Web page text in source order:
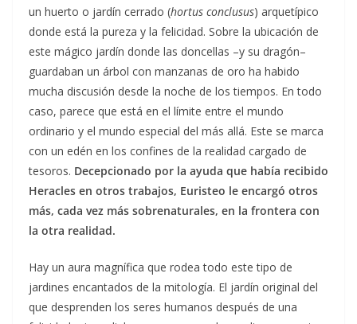
un huerto o jardín cerrado (hortus conclusus) arquetípico
donde está la pureza y la felicidad. Sobre la ubicación de
este mágico jardín donde las doncellas –y su dragón–
guardaban un árbol con manzanas de oro ha habido
mucha discusión desde la noche de los tiempos. En todo
caso, parece que está en el límite entre el mundo
ordinario y el mundo especial del más allá. Este se marca
con un edén en los confines de la realidad cargado de
tesoros. Decepcionado por la ayuda que había recibido
Heracles en otros trabajos, Euristeo le encargó otros
más, cada vez más sobrenaturales, en la frontera con
la otra realidad.
Hay un aura magnífica que rodea todo este tipo de
jardines encantados de la mitología. El jardín original del
que desprenden los seres humanos después de una